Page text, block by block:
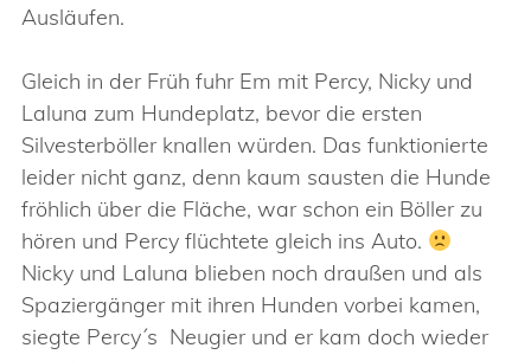
Ausläufen.
Gleich in der Früh fuhr Em mit Percy, Nicky und
Laluna zum Hundeplatz, bevor die ersten
Silvesterböller knallen würden. Das funktionierte
leider nicht ganz, denn kaum sausten die Hunde
fröhlich über die Fläche, war schon ein Böller zu
hören und Percy flüchtete gleich ins Auto.
Nicky und Laluna blieben noch draußen und als
Spaziergänger mit ihren Hunden vorbei kamen,
siegte Percy´s Neugier und er kam doch wieder